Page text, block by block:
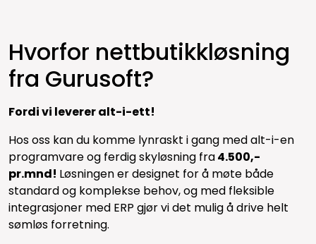
Hvorfor nettbutikkløsning
fra Gurusoft?
Fordi vi leverer alt-i-ett!
Hos oss kan du komme lynraskt i gang med alt-i-en
programvare og ferdig skyløsning fra4.500,-
pr.mnd! Løsningen er designet for å møte både
standard og komplekse behov, og med fleksible
integrasjoner med ERP gjør vi det mulig å drive helt
sømløs forretning.